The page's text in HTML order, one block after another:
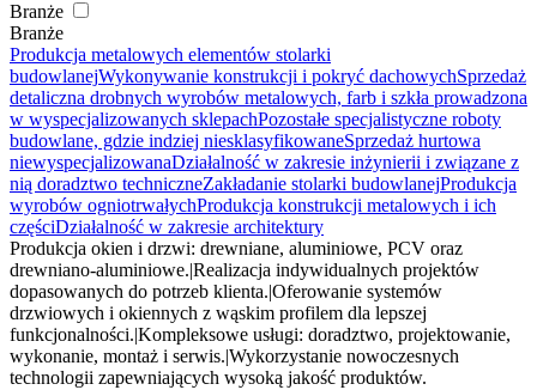
Branże
Branże
Produkcja metalowych elementów stolarki
budowlanejWykonywanie konstrukcji i pokryć dachowychSprzedaż
detaliczna drobnych wyrobów metalowych, farb i szkła prowadzona
w wyspecjalizowanych sklepachPozostałe specjalistyczne roboty
budowlane, gdzie indziej niesklasyfikowaneSprzedaż hurtowa
niewyspecjalizowanaDziałalność w zakresie inżynierii i związane z
nią doradztwo techniczneZakładanie stolarki budowlanejProdukcja
wyrobów ogniotrwałychProdukcja konstrukcji metalowych i ich
częściDziałalność w zakresie architektury
Produkcja okien i drzwi: drewniane, aluminiowe, PCV oraz
drewniano-aluminiowe. Realizacja indywidualnych projektów
dopasowanych do potrzeb klienta. Oferowanie systemów
drzwiowych i okiennych z wąskim profilem dla lepszej
funkcjonalności. Kompleksowe usługi: doradztwo, projektowanie,
wykonanie, montaż i serwis. Wykorzystanie nowoczesnych
technologii zapewniających wysoką jakość produktów.